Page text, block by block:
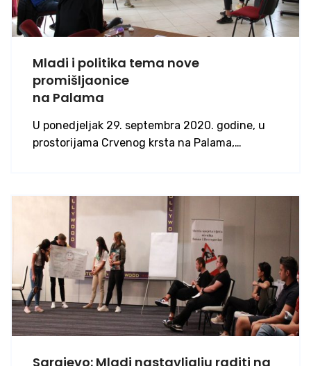
Mladi i politika tema nove
promišljaonice
na Palama
U ponedjeljak 29. septembra 2020. godine, u
prostorijama Crvenog krsta na Palama,…
Sarajevo: Mladi nastavljalju raditi na